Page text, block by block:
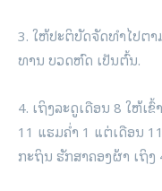
3. ໃຫ້ປະຕິບັດຈັດທໍາໄປຕ
ທານ ບວດຫົດ ເປັນຕົ້ນ.
4. ເຖິງລະດູເດືອນ 8 ໃຫ້ເ
11 ແຮມຄໍ່າ 1 ແຕ່ເດືອນ
ກະຖິນ ຮັກສາຄອງຜ້າ ເຖິງ